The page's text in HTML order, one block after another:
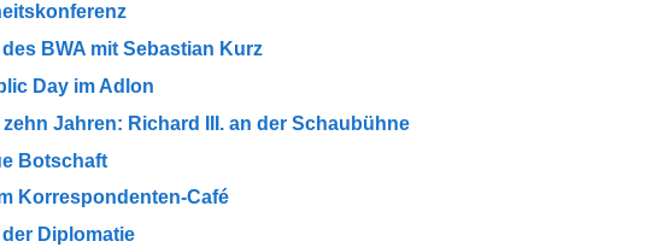
BWA mit Sebastian Kurz
Day im Adlon
Jahren: Richard III. an der Schaubühne
Botschaft
Korrespondenten-Café
Diplomatie